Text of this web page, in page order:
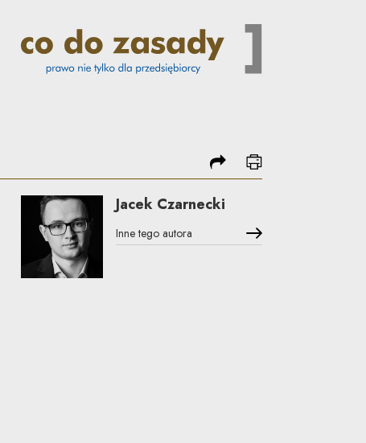
podziel się
drukuj
Jacek Czarnecki
Inne tego autora